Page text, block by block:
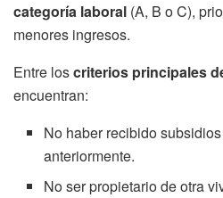
categoría laboral (A, B o C),
menores ingresos.
Entre loscriterios principales
encuentran:
No haber recibido
anteriormente.
No ser propietario de otra